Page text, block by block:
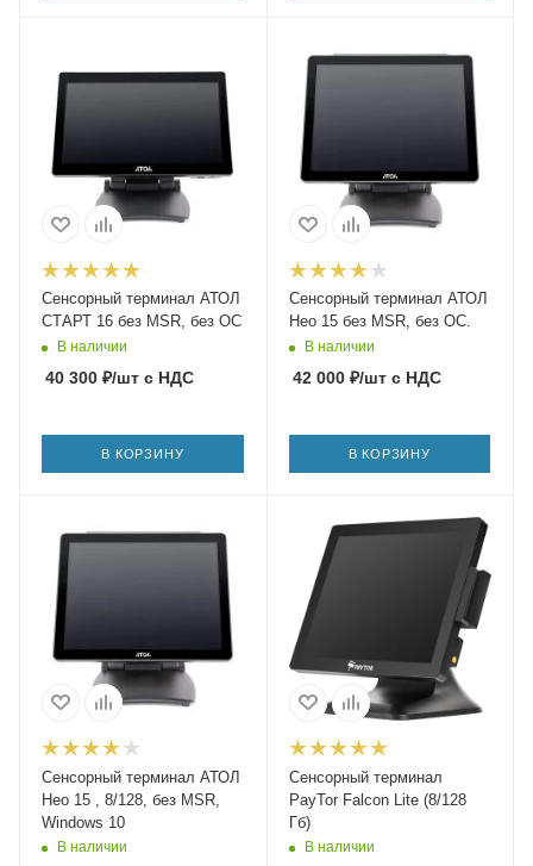
Сенсорный терминал АТОЛ
СТАРТ 16 без MSR, без ОС
В наличии
40 300 ₽/шт с НДС
В КОРЗИНУ
Сенсорный терминал АТОЛ
Нео 15 без MSR, без ОС.
В наличии
42 000₽/штс НДС
В КОРЗИНУ
Сенсорный терминал АТОЛ
Нео 15 , 8/128, без MSR,
Windows 10
В наличии
Сенсорный терминал
PayTor Falcon Lite (8/128
Гб)
В наличии